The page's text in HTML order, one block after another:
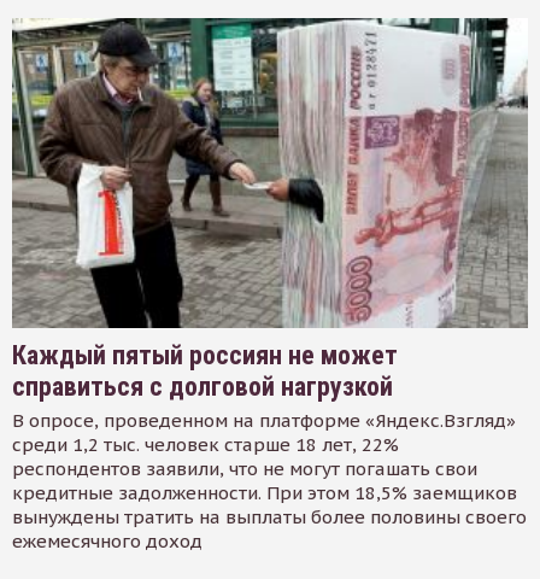
Каждый пятый россиян не может
справиться с долговой нагрузкой
В опросе, проведенном на платформе «Яндекс.Взгляд»
среди 1,2 тыс. человек старше 18 лет, 22%
респондентов заявили, что не могут погашать свои
кредитные задолженности. При этом 18,5% заемщиков
вынуждены тратить на выплаты более половины своего
ежемесячного доход